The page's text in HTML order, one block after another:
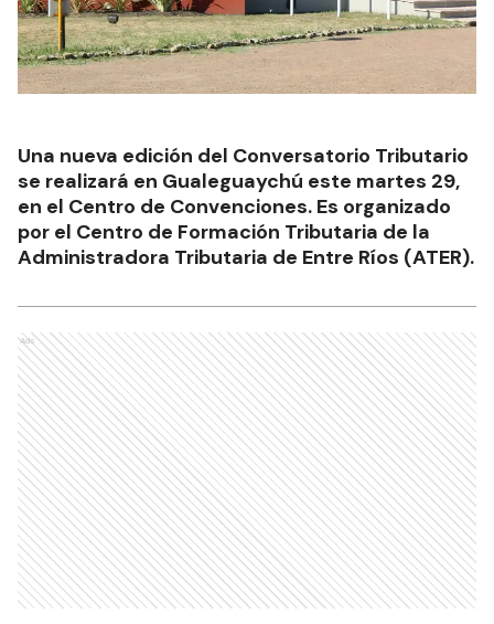
Una nueva edición del Conversatorio Tributario
se realizará en Gualeguaychú este martes 29,
en el Centro de Convenciones. Es organizado
por el Centro de Formación Tributaria de la
Administradora Tributaria de Entre Ríos (ATER).
Ads